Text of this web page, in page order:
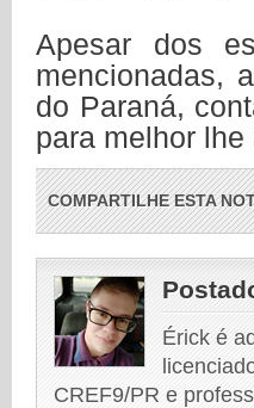
Apesar dos
mencionadas,
do Paraná,
para melhor lhe
COMPARTILHE ESTA
Érick é
CREF9/PR e